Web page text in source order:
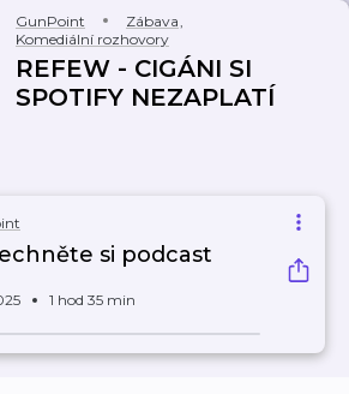
GunPoint Zábava,
Komediální rozhovory
REFEW - CIGÁNI SI
SPOTIFY NEZAPLATÍ
si podcast
1 hod 35 min